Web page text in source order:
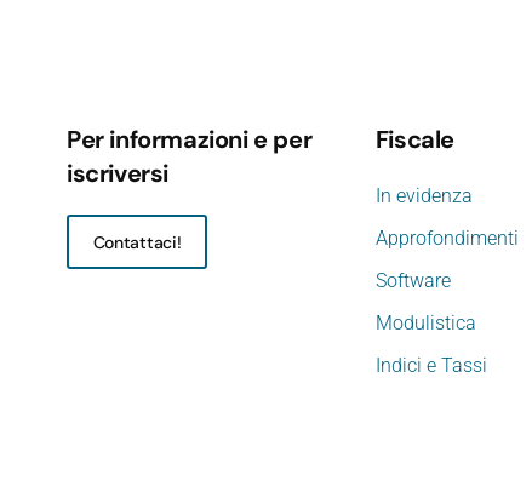
Per informazioni e per
iscriversi
Contattaci!
Fiscale
In evidenza
Approfondimenti
Software
Modulistica
Indici e Tassi